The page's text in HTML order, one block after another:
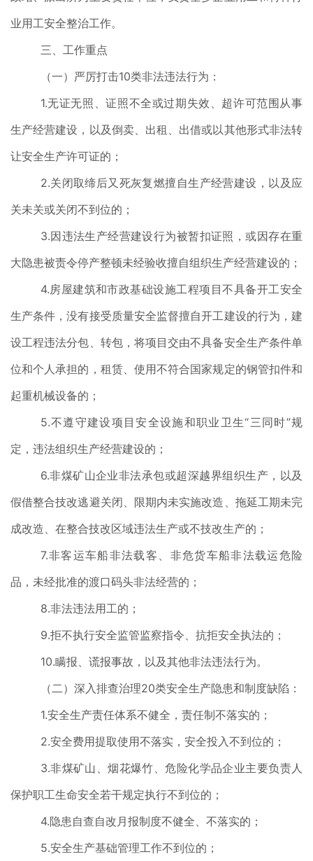
业用工安全整治工作。
三、工作重点
（一）严厉打击10类非法违法行为：
1.无证无照、证照不全或过期失效、超许可范围从事
生产经营建设，以及倒卖、出租、出借或以其他形式非法转
让安全生产许可证的；
2.关闭取缔后又死灰复燃擅自生产经营建设，以及应
关未关或关闭不到位的；
3.因违法生产经营建设行为被暂扣证照，或因存在重
大隐患被责令停产整顿未经验收擅自组织生产经营建设的；
4.房屋建筑和市政基础设施工程项目不具备开工安全
生产条件，没有接受质量安全监督擅自开工建设的行为，建
设工程违法分包、转包，将项目交由不具备安全生产条件单
位和个人承担的，租赁、使用不符合国家规定的钢管扣件和
起重机械设备的；
5.不遵守建设项目安全设施和职业卫生“三同时”规
定，违法组织生产经营建设的；
6.非煤矿山企业非法承包或超深越界组织生产，以及
假借整合技改逃避关闭、限期内未实施改造、拖延工期未完
成改造、在整合技改区域违法生产或不技改生产的；
7.非客运车船非法载客、非危货车船非法载运危险
品，未经批准的渡口码头非法经营的；
8.非法违法用工的；
9.拒不执行安全监管监察指令、抗拒安全执法的；
10.瞒报、谎报事故，以及其他非法违法行为。
（二）深入排查治理20类安全生产隐患和制度缺陷：
1.安全生产责任体系不健全，责任制不落实的；
2.安全费用提取使用不落实，安全投入不到位的；
3.非煤矿山、烟花爆竹、危险化学品企业主要负责人
保护职工生命安全若干规定执行不到位的；
4.隐患自查自改月报制度不健全、不落实的；
5.安全生产基础管理工作不到位的；